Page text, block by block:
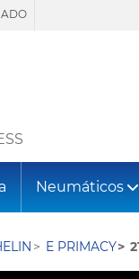
Neumáticos
E PRIMACY